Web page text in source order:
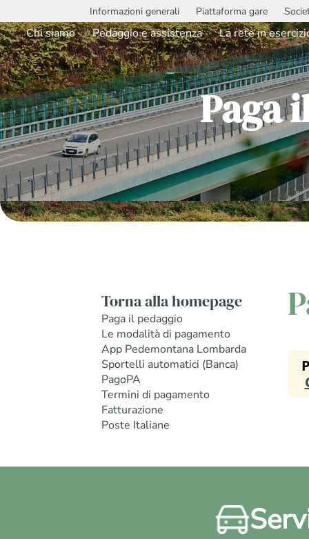
Informazioni generali Piattaforma gare
Chi siamo Pedaggio e assistenza La rete in
Paga
Torna alla homepage
Paga il pedaggio
Le modalità di pagamento
App Pedemontana Lombarda
Sportelli automatici (Banca)
PagoPA
Termini di pagamento
Fatturazione
Poste Italiane